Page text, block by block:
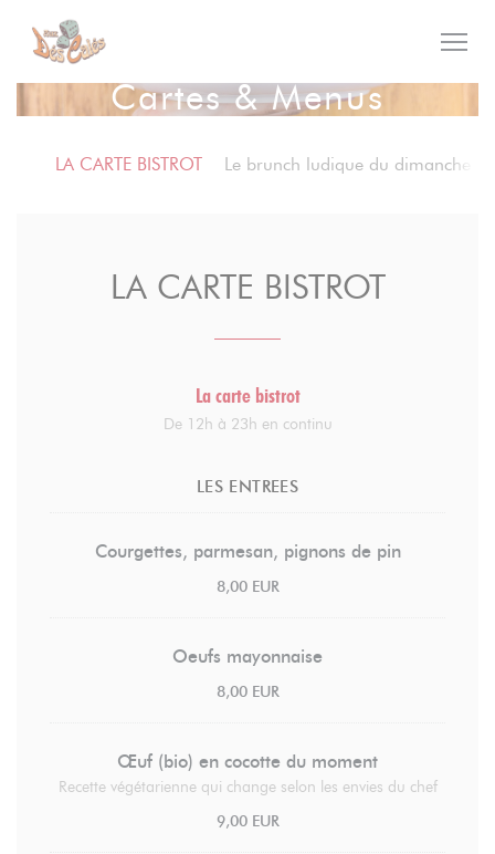
Personnalisation de vos choix en matière de cookies
Cartes & Menus
LA CARTE BISTROT Le brunch ludique du dimanche
LA CARTE BISTROT
La carte bistrot
De 12h à 23h en continu
LES ENTREES
Courgettes, parmesan, pignons de pin
8,00 EUR
Oeufs mayonnaise
8,00 EUR
Œuf (bio) en cocotte du moment
Recette végétarienne qui change selon les envies du chef
9,00 EUR